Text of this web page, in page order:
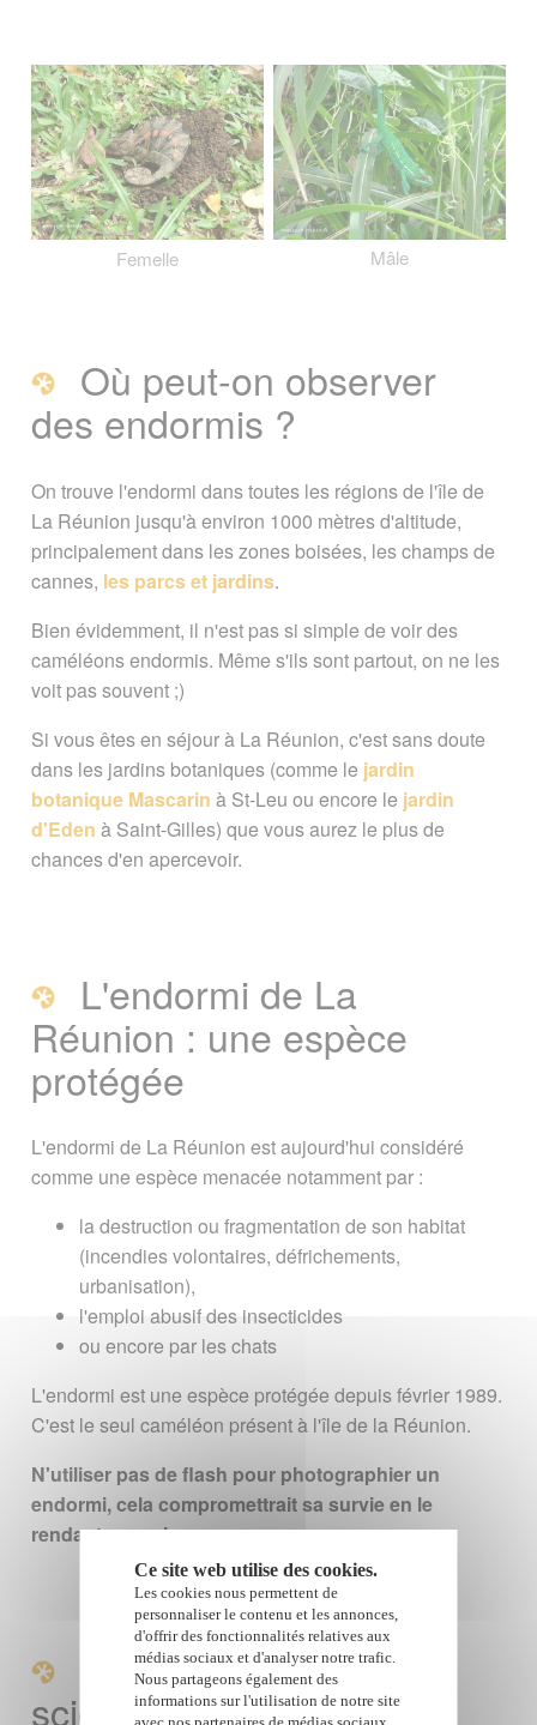
Femelle Mâle
Où peut-on observer
des endormis ?
On trouve l'endormi dans toutes les régions de l'île de
La Réunion jusqu'à environ 1000 mètres d'altitude,
principalement dans les zones boisées, les champs de
cannes, les parcs et jardins.
Bien évidemment, il n'est pas si simple de voir des
caméléons endormis. Même s'ils sont partout, on ne les
voit pas souvent ;)
Si vous êtes en séjour à La Réunion, c'est sans doute
dans les jardins botaniques (comme le jardin
botanique Mascarin à St-Leu ou encore le jardin
d'Eden à Saint-Gilles) que vous aurez le plus de
chances d'en apercevoir.
L'endormi de La
Réunion : une espèce
protégée
L'endormi de La Réunion est aujourd'hui considéré
comme une espèce menacée notamment par :
la destruction ou fragmentation de son habitat
(incendies volontaires, défrichements,
urbanisation),
l'emploi abusif des insecticides
ou encore par les chats
L'endormi est une espèce protégée depuis février 1989.
C'est le seul caméléon présent à l'île de la Réunion.
N'utiliser pas de flash pour photographier un
endormi, cela compromettrait sa survie en le
rendant aveugle.
Classification
scientifique
Ce site web utilise des cookies.
Les cookies nous permettent de
personnaliser le contenu et les annonces,
d'offrir des fonctionnalités relatives aux
médias sociaux et d'analyser notre trafic.
Nous partageons également des
informations sur l'utilisation de notre site